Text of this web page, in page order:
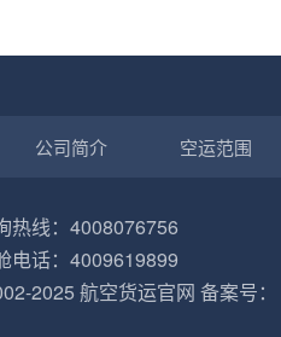
公司简介 空运范围
热线：4008076756
电话：4009619899
2025 航空货运官网 备案号：